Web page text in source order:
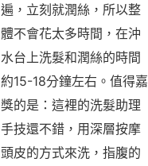
遍，立刻就潤絲，所以整
體不會花太多時間，在沖
水台上洗髮和潤絲的時間
約15-18分鐘左右。值得嘉
獎的是：這裡的洗髮助理
手技還不錯，用深層按摩
頭皮的方式來洗，指腹的